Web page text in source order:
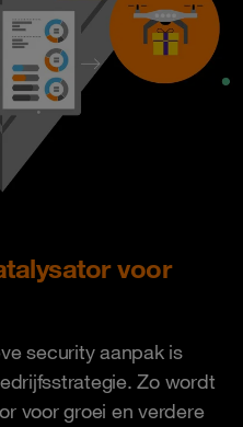
voor
security aanpak is
Zo wordt
voor groei en verdere